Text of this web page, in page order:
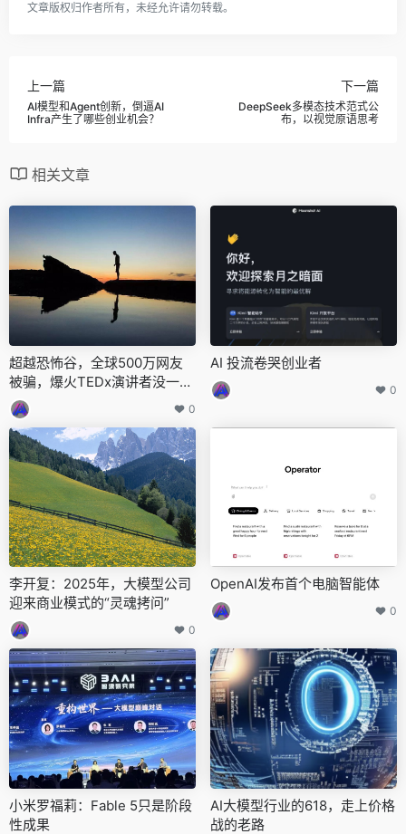
文章版权归作者所有，未经允许请勿转载。
上一篇
AI模型和Agent创新，倒逼AI
Infra产生了哪些创业机会？
下一篇
DeepSeek多模态技术范式公
布，以视觉原语思考
相关文章
超越恐怖谷，全球500万网友
被骗，爆火TEDx演讲者没一个
是真人？
0
AI 投流卷哭创业者
0
李开复：2025年，大模型公司
迎来商业模式的“灵魂拷问”
0
OpenAI发布首个电脑智能体
0
小米罗福莉：Fable 5只是阶段
性成果
AI大模型行业的618，走上价格
战的老路